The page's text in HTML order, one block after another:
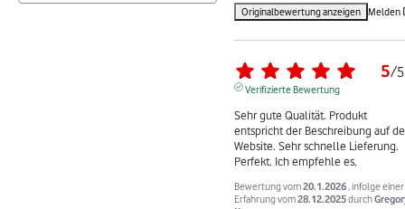
Originalbewertung anzeigen Melden
5/5
Verifizierte Bewertung
Sehr gute Qualität. Produkt
entspricht der Beschreibung auf
Website. Sehr schnelle Lieferung.
Perfekt. Ich empfehle es.
Bewertung vom20.1.2026 , infolge einer
Erfahrung vom28.12.2025durch